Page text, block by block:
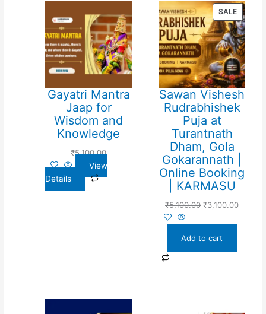
Gayatri Mantra
Jaap for
Wisdom and
Knowledge
₹5,100.00
View
Details
SALE
ON
SALE
Sawan Vishesh
Rudrabhishek
Puja at
Turantnath
Dham, Gola
Gokarannath |
Online Booking
| KARMASU
₹5,100.00 ₹3,100.00
Add to cart